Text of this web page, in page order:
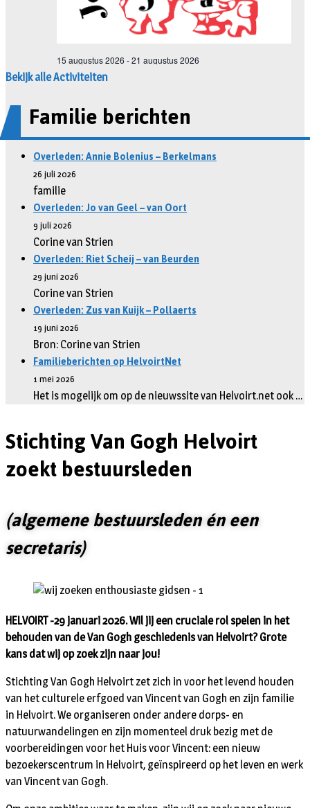
Bekijk alle Activiteiten
Familie berichten
Overleden: Annie Bolenius – Berkelmans
26 juli 2026
familie
Overleden: Jo van Geel – van Oort
9 juli 2026
Corine van Strien
Overleden: Riet Scheij – van Beurden
29 juni 2026
Corine van Strien
Overleden: Zus van Kuijk – Pollaerts
19 juni 2026
Bron: Corine van Strien
Familieberichten op HelvoirtNet
1 mei 2026
Het is mogelijk om op de nieuwssite van Helvoirt.net ook …
Stichting Van Gogh Helvoirt
zoekt bestuursleden
(algemene bestuursleden én een
secretaris)
HELVOIRT -29 januari 2026. Wil jij een cruciale rol spelen in het
behouden van de Van Gogh geschiedenis van Helvoirt? Grote
kans dat wij op zoek zijn naar jou!
Stichting Van Gogh Helvoirt zet zich in voor het levend houden
van het culturele erfgoed van Vincent van Gogh en zijn familie
in Helvoirt. We organiseren onder andere dorps- en
natuurwandelingen en zijn momenteel druk bezig met de
voorbereidingen voor het Huis voor Vincent: een nieuw
bezoekerscentrum in Helvoirt, geïnspireerd op het leven en werk
van Vincent van Gogh.